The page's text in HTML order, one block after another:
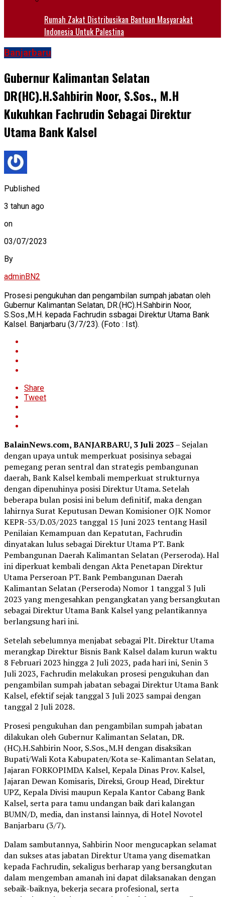
Rumah Zakat Distribusikan Bantuan Masyarakat
Indonesia Untuk Palestina
Banjarbaru
Gubernur Kalimantan Selatan
DR(HC).H.Sahbirin Noor, S.Sos., M.H
Kukuhkan Fachrudin Sebagai Direktur
Utama Bank Kalsel
Published
3 tahun ago
on
03/07/2023
By
adminBN2
Prosesi pengukuhan dan pengambilan sumpah jabatan oleh
Gubernur Kalimantan Selatan, DR.(HC).H.Sahbirin Noor,
S.Sos.,M.H. kepada Fachrudin ssbagai Direktur Utama Bank
Kalsel. Banjarbaru (3/7/23). (Foto : Ist).
Share
Tweet
BalainNews.com, BANJARBARU, 3 Juli 2023– Sejalan
dengan upaya untuk memperkuat posisinya sebagai
pemegang peran sentral dan strategis pembangunan
daerah, Bank Kalsel kembali memperkuat strukturnya
dengan dipenuhinya posisi Direktur Utama. Setelah
beberapa bulan posisi ini belum definitif, maka dengan
lahirnya Surat Keputusan Dewan Komisioner OJK Nomor
KEPR-53/D.03/2023 tanggal 15 Juni 2023 tentang Hasil
Penilaian Kemampuan dan Kepatutan, Fachrudin
dinyatakan lulus sebagai Direktur Utama PT. Bank
Pembangunan Daerah Kalimantan Selatan (Perseroda). Hal
ini diperkuat kembali dengan Akta Penetapan Direktur
Utama Perseroan PT. Bank Pembangunan Daerah
Kalimantan Selatan (Perseroda) Nomor 1 tanggal 3 Juli
2023 yang mengesahkan pengangkatan yang bersangkutan
sebagai Direktur Utama Bank Kalsel yang pelantikannya
berlangsung hari ini.
Setelah sebelumnya menjabat sebagai Plt. Direktur Utama
merangkap Direktur Bisnis Bank Kalsel dalam kurun waktu
8 Februari 2023 hingga 2 Juli 2023, pada hari ini, Senin 3
Juli 2023, Fachrudin melakukan prosesi pengukuhan dan
pengambilan sumpah jabatan sebagai Direktur Utama Bank
Kalsel, efektif sejak tanggal 3 Juli 2023 sampai dengan
tanggal 2 Juli 2028.
Prosesi pengukuhan dan pengambilan sumpah jabatan
dilakukan oleh Gubernur Kalimantan Selatan, DR.
(HC).H.Sahbirin Noor, S.Sos.,M.H dengan disaksikan
Bupati/Wali Kota Kabupaten/Kota se-Kalimantan Selatan,
Jajaran FORKOPIMDA Kalsel, Kepala Dinas Prov. Kalsel,
Jajaran Dewan Komisaris, Direksi, Group Head, Direktur
UPZ, Kepala Divisi maupun Kepala Kantor Cabang Bank
Kalsel, serta para tamu undangan baik dari kalangan
BUMN/D, media, dan instansi lainnya, di Hotel Novotel
Banjarbaru (3/7).
Dalam sambutannya, Sahbirin Noor mengucapkan selamat
dan sukses atas jabatan Direktur Utama yang disematkan
kepada Fachrudin, sekaligus berharap yang bersangkutan
dalam mengemban amanah ini dapat dilaksanakan dengan
sebaik-baiknya, bekerja secara profesional, serta